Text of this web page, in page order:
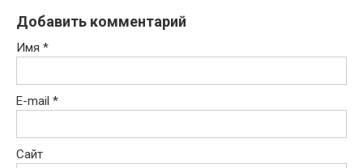
Добавить комментарий
Имя *
E-mail *
Сайт